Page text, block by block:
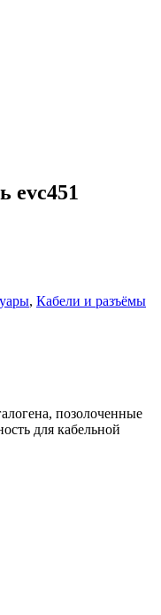
evc451
, Кабели и разъёмы
позолоченные
для кабельной